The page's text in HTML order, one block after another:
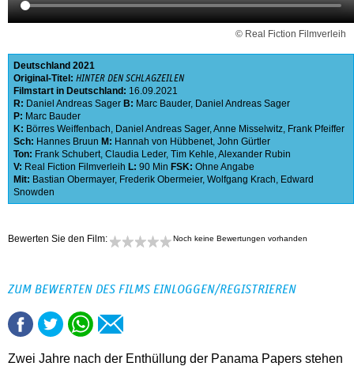
© Real Fiction Filmverleih
Deutschland 2021
Original-Titel: HINTER DEN SCHLAGZEILEN
Filmstart in Deutschland: 16.09.2021
R: Daniel Andreas Sager B: Marc Bauder, Daniel Andreas Sager
P: Marc Bauder
K: Börres Weiffenbach, Daniel Andreas Sager,Anne Misselwitz, Frank Pfeiffer
Sch: Hannes Bruun M: Hannah von Hübbenet, John Gürtler
Ton: Frank Schubert, Claudia Leder, Tim Kehle,Alexander Rubin
V: Real Fiction Filmverleih L: 90 Min FSK: Ohne Angabe
Mit: Bastian Obermayer, Frederik Obermeier, Wolfgang Krach, Edward
Snowden
Bewerten Sie den Film: Noch keine Bewertungen vorhanden
ZUM BEWERTEN DES FILMS EINLOGGEN/REGISTRIEREN
Zwei Jahre nach der Enthüllung der Panama Papers stehen